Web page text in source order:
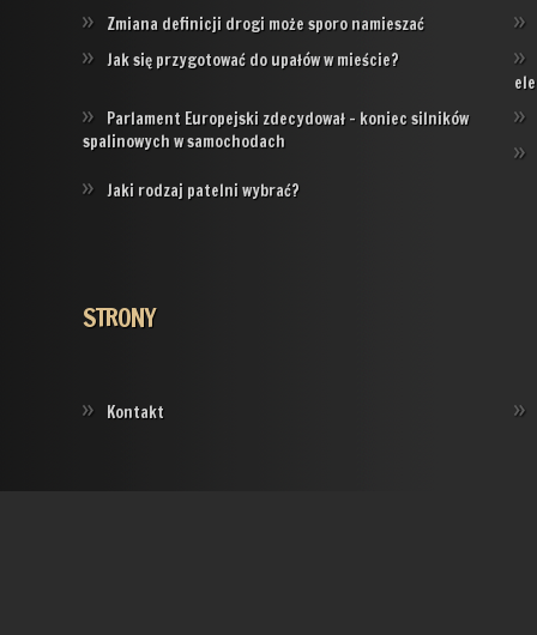
Zmiana definicji drogi może sporo namieszać
Jak się przygotować do upałów w mieście?
Parlament Europejski zdecydował – koniec silników
spalinowych w samochodach
Jaki rodzaj patelni wybrać?
STRONY
Kontakt